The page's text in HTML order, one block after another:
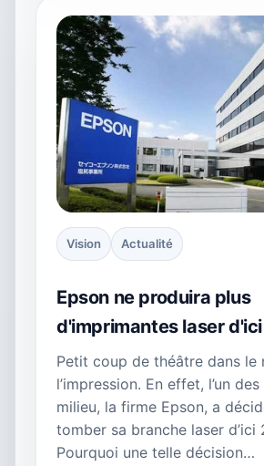
Vision Actualité
Epson ne produira plus
d'imprimantes laser
Petit coup de théâtre dans le
l’impression. En effet, l’un
milieu, la firme Epson, a
tomber sa branche laser d’ici
Pourquoi une telle décision…